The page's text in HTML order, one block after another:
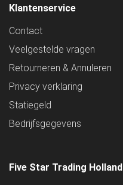
Klantenservice
Contact
Veelgestelde vragen
Retourneren & Annuleren
Privacy verklaring
Statiegeld
Bedrijfsgegevens
Five Star Trading Holland